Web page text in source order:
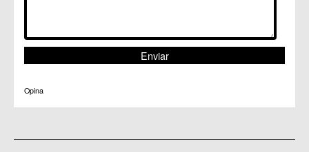
Opina